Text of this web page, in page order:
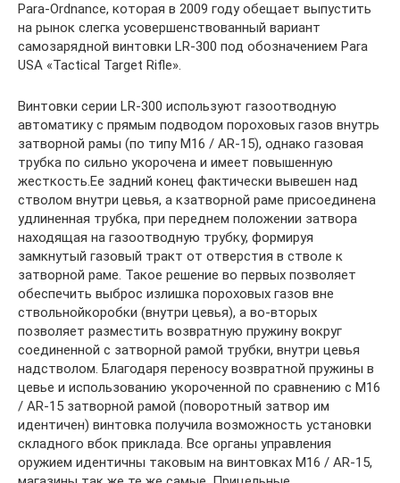
Para-Ordnance, которая в 2009 году обещает выпустить
на рынок слегка усовершенствованный вариант
самозарядной винтовки LR-300 под обозначением Para
USA «Tactical Target Rifle».
Винтовки серии LR-300 используют газоотводную
автоматику с прямым подводом пороховых газов внутрь
затворной рамы (по типу M16 / AR-15), однако газовая
трубка по сильно укорочена и имеет повышенную
жесткость.Ее задний конец фактически вывешен над
стволом внутри цевья, а кзатворной раме присоединена
удлиненная трубка, при переднем положении затвора
находящая на газоотводную трубку, формируя
замкнутый газовый тракт от отверстия в стволе к
затворной раме. Такое решение во первых позволяет
обеспечить выброс излишка пороховых газов вне
ствольнойкоробки (внутри цевья), а во-вторых
позволяет разместить возвратную пружину вокруг
соединенной с затворной рамой трубки, внутри цевья
надстволом. Благодаря переносу возвратной пружины в
цевье и использованию укороченной по сравнению с M16
/ AR-15 затворной рамой (поворотный затвор им
идентичен) винтовка получила возможность установки
складного вбок приклада. Все органы управления
оружием идентичны таковым на винтовках M16 / AR-15,